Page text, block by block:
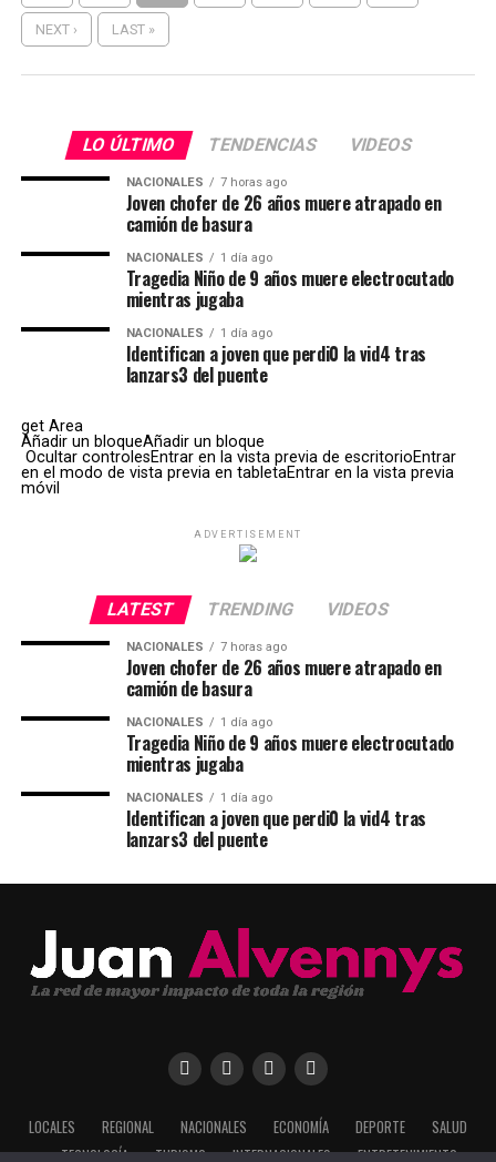
NEXT › LAST »
LO ÚLTIMO TENDENCIAS VIDEOS
NACIONALES 7 horas ago
Joven chofer de 26 años muere atrapado en
camión de basura
NACIONALES 1 día ago
Tragedia Niño de 9 años muere electrocutado
mientras jugaba
NACIONALES 1 día ago
Identifican a joven que perdi0 la vid4 tras
lanzars3 del puente
get Area
Añadir un bloqueAñadir un bloque
Ocultar controlesEntrar en la vista previa de escritorioEntrar
en el modo de vista previa en tabletaEntrar en la vista previa
móvil
ADVERTISEMENT
LATEST TRENDING VIDEOS
NACIONALES 7 horas ago
Joven chofer de 26 años muere atrapado en
camión de basura
NACIONALES 1 día ago
Tragedia Niño de 9 años muere electrocutado
mientras jugaba
NACIONALES 1 día ago
Identifican a joven que perdi0 la vid4 tras
lanzars3 del puente
LOCALES REGIONAL NACIONALES ECONOMÍA DEPORTE
SALUD
TECNOLOGÍA
TURISMO INTERNACIONALES ENTRETENIMIENTO